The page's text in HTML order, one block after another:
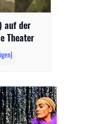
auf der
Theater